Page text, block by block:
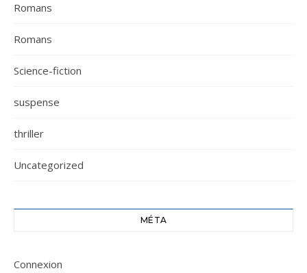
Romans
Romans
Science-fiction
suspense
thriller
Uncategorized
MÉTA
Connexion